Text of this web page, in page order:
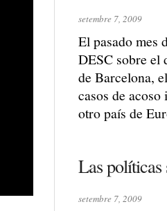
setembre 7, 2009
El pasado mes
DESC sobre el
de Barcelona,
casos de
otro país de
Las
setembre 7, 2009